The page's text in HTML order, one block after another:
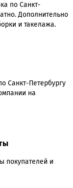
по Санкт-
Дополнительно
и такелажа.
Санкт-Петербургу
на
покупателей и